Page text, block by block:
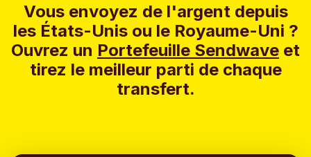
Vous envoyez de l'argent depuis
les États-Unis ou le Royaume-Uni ?
Ouvrez un Portefeuille Sendwave et
tirez le meilleur parti de chaque
transfert.